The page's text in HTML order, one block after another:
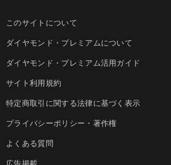
このサイトについて
ダイヤモンド・プレミアムについて
ダイヤモンド・プレミアム活用ガイド
サイト利用規約
特定商取引に関する法律に基づく表示
プライバシーポリシー・著作権
よくある質問